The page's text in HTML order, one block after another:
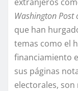
Washington Post
que han
temas como el
financiamiento
sus páginas
electorales,